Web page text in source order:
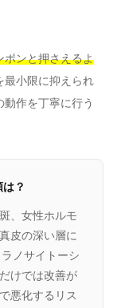
ポンと押さえるよ
最小限に抑えられ
作を丁寧に行う
？
、女性ホルモ
皮の深い層に
ノサイトーシ
けでは改善が
悪化するリス